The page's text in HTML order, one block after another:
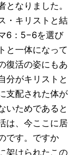
なりました。
・キリストと結
6：5−6を選び
と一体になって
復活の姿にもあ
分がキリストと
支配された体が
いためであると
は、今ここに居
です。ですか
架けられたこの